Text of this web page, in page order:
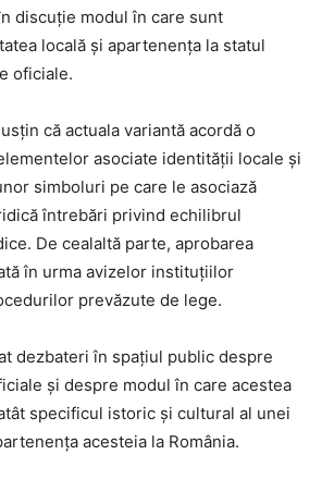
discuție modul în care sunt
locală și apartenența la statul
oficiale.
că actuala variantă acordă o
asociate identității locale și
simboluri pe care le asociază
întrebări privind echilibrul
De cealaltă parte, aprobarea
în urma avizelor instituțiilor
prevăzute de lege.
dezbateri în spațiul public despre
și despre modul în care acestea
specificul istoric și cultural al unei
acesteia la România.